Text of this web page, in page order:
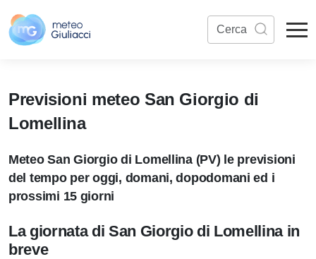
Previsioni meteo San Giorgio di
Lomellina
Meteo San Giorgio di Lomellina (PV) le previsioni
del tempo per oggi, domani, dopodomani ed i
prossimi 15 giorni
La giornata di San Giorgio di Lomellina in
breve